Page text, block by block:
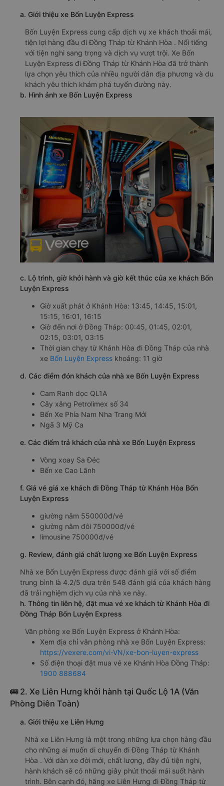
a. Giới thiệu xe Bốn Luyện Express
Bốn Luyện Express cung cấp dịch vụ xe khách thoải mái,
tiện lợi hàng đầu đi Đồng Tháp từ Khánh Hòa . Nổi tiếng
với tiện nghi sang trọng và dịch vụ vượt trội. Xe Bốn
Luyện Express đi Đồng Tháp từ Khánh Hòa đã trở thành
lựa chọn yêu thích của nhiều người dân địa phương và du
khách yêu thích khám phá tuyến đường này.
b. Hình ảnh xe Bốn Luyện Express
c. Lộ trình, giờ khởi hành và giờ kết thúc của xe khách Bốn
Luyện Express
Giờ xuất phát ở Khánh Hòa: 13:45, 14:45, 15:01,
15:15, 16:01, 16:15
Giờ đến nơi ở Đồng Tháp: 00:45, 01:45, 02:01,
02:15, 03:01, 03:15
Thời gian chạy từ Khánh Hòa đi Đồng Tháp của nhà
xe Bốn Luyện Express khoảng: 11 giờ
d. Các điểm đón khách của nhà xe Bốn Luyện Express
Cam Ranh dọc QL1A
Cây xăng Petrolimex số 34
Bến Xe Phía Nam Nha Trang Mới
Ngã 3 Mỹ Ca
e. Các điểm trả khách của nhà xe Bốn Luyện Express
Vòng xoay Sa Đéc
Bến xe Cao Lãnh
f. Giá vé giá xe khách đi Đồng Tháp từ Khánh Hòa Bốn
Luyện Express
giường nằm 550000đ/vé
giường nằm đôi 750000đ/vé
limousine 750000đ/vé
g. Review, đánh giá chất lượng xe Bốn Luyện Express
Nhà xe Bốn Luyện Express được đánh giá với số điểm
trung bình là 4.2/5 dựa trên 548 đánh giá của khách hàng
đã trải nghiệm dịch vụ của nhà xe này.
h. Thông tin liên hệ, đặt mua vé xe khách từ Khánh Hòa đi
Đồng Tháp Bốn Luyện Express
Văn phòng xe Bốn Luyện Express ở Khánh Hòa:
Xem địa chỉ văn phòng nhà xe Bốn Luyện Express:
https://vexere.com/vi-VN/xe-bon-luyen-express
Số điện thoại đặt mua vé xe Khánh Hòa Đồng Tháp:
1900 888684
🚌 2. Xe Liên Hưng khởi hành tại Quốc Lộ 1A (Văn
Phòng Diên Toàn)
a. Giới thiệu xe Liên Hưng
Nhà xe Liên Hưng là một trong những lựa chọn hàng đầu
cho những ai muốn di chuyển đi Đồng Tháp từ Khánh
Hòa . Với dàn xe đời mới, chất lượng, đầy đủ tiện nghi,
hành khách sẽ có những giây phút thoải mái suốt hành
trình. Bên cạnh đó, hãng xe Liên Hưng đi Đồng Tháp từ